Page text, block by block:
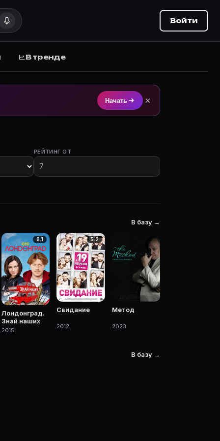
роли, фото, биография и все фильмы
участием.
Войти
В тренде
Начать ×
РЕЙТИНГ ОТ
В базу →
8.1
Лондонград.
Знай наших
2015
5.2
Свидание
2012
Метод
2023
В базу →